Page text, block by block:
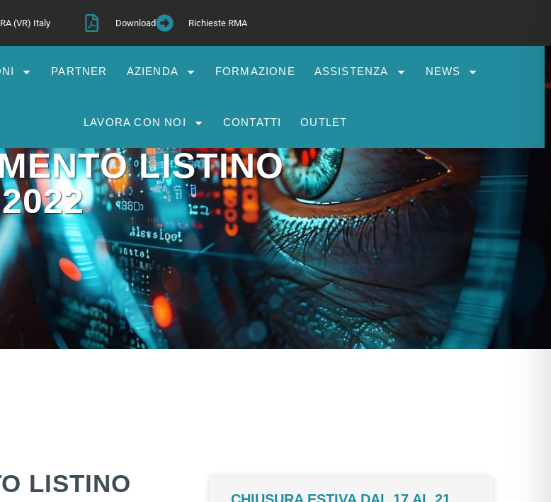
(VR) Italy Download Richieste RMA
PARTNER AZIENDA FORMAZIONE ASSISTENZA NEWS
LAVORA CON NOI CONTATTI OUTLET
LISTINO
LISTINO